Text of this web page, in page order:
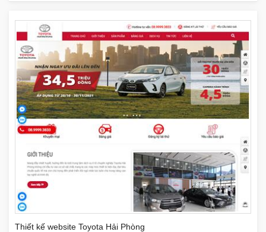
Thiết kế website Toyota Hải Phòng